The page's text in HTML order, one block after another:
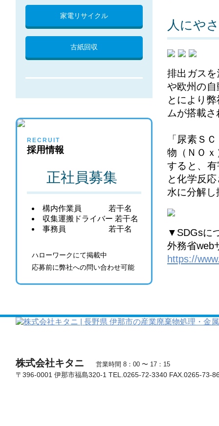
人にや
排出ガス
や欧州の
とにより
ムが搭載
「尿素Ｓ
物（ＮＯ
すると、
と化学反
水に分解
▼SDGsに
外務省web
https://
家電リサイクル
古紙回収
RECRUIT
採用情報
正社員募集
構内作業員 若干名
収集運搬ドライバー 若干名
事務員 若干名
ハローワークにて掲載中
応募前に弊社への問い合わせ可能
株式会社キタニ 営業時間 8：00 〜 17：15
〒396-0001 伊那市福島320-1 TEL.0265-72-3340 FAX.0265-73-